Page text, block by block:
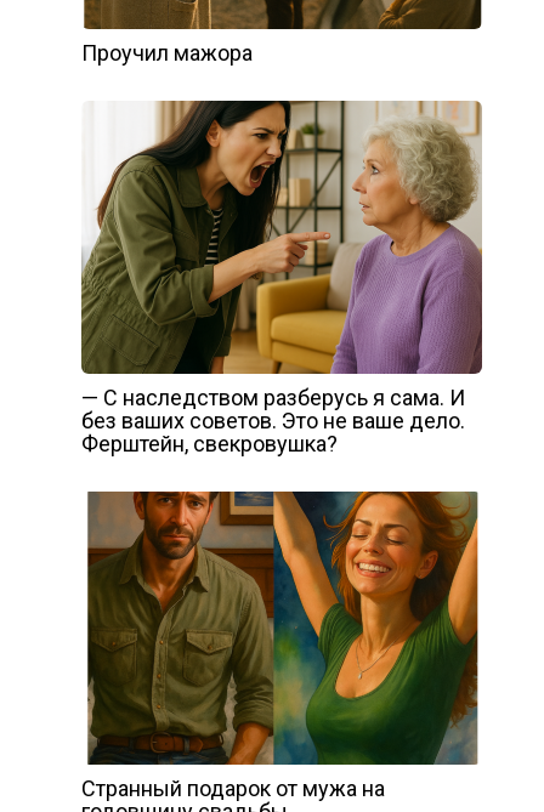
Проучил мажора
— С наследством разберусь я сама. И
без ваших советов. Это не ваше дело.
Ферштейн, свекровушка?
Странный подарок от мужа на